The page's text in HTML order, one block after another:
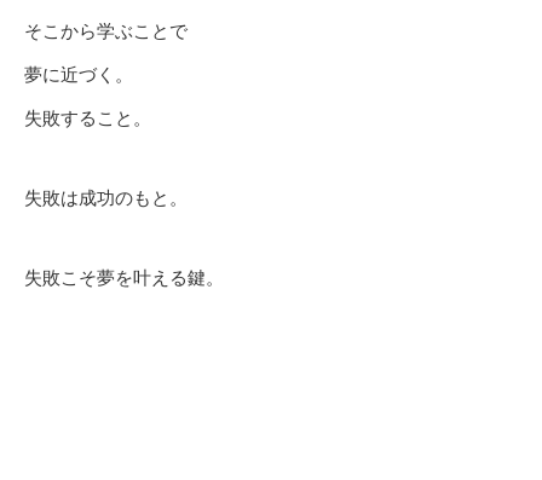
そこから学ぶことで
夢に近づく。
失敗すること。
失敗は成功のもと。
失敗こそ夢を叶える鍵。